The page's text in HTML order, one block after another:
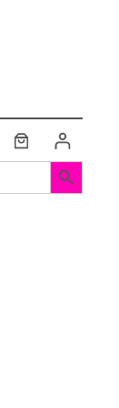
Search Button